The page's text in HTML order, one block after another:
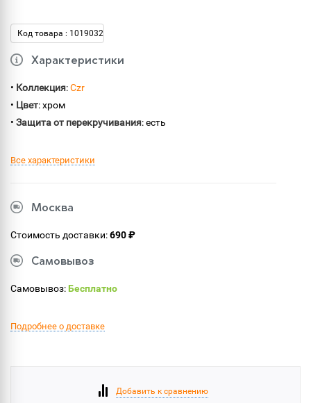
Код товара : 1019032
Характеристики
• Коллекция:Czr
• Цвет: хром
• Защита от перекручивания: есть
Все характеристики
Москва
Стоимость доставки:690 ₽
Самовывоз
Самовывоз:Бесплатно
Подробнее о доставке
Добавить к сравнению